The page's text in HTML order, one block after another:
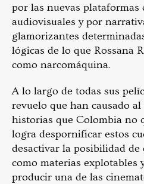
por las nuevas
audiovisuales y por
glamorizantes
lógicas de lo que Rossana
como narcomáquina.
A lo largo de todas sus
revuelo que han causado
historias que Colombia no
logra despornificar estos
desactivar la posibilidad de
como materias explotables
producir una de las